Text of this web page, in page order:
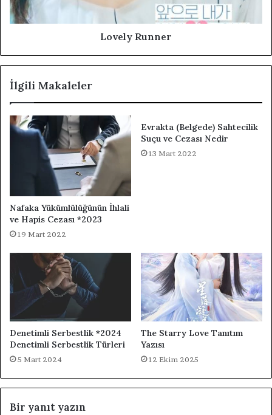
Lovely Runner
İlgili Makaleler
Nafaka Yükümlülüğünün İhlali
ve Hapis Cezası *2023
19 Mart 2022
Evrakta (Belgede) Sahtecilik
Suçu ve Cezası Nedir
13 Mart 2022
Denetimli Serbestlik *2024
Denetimli Serbestlik Türleri
5 Mart 2024
The Starry Love Tanıtım
Yazısı
12 Ekim 2025
Bir yanıt yazın